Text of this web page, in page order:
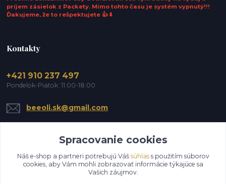
príjem zásielok z Packety. Mimo tohto času je systém vypnutý!!!
Ďakujeme, že to rešpektujete 👍 ⬇️
Kontakty
+421 910 237 497
Pondelok-Piatok: 11:00-18:00
beeoli.sk@gmail.com
Spracovanie cookies
Náš e-shop a partneri potrebujú Váš súhlass použitím súborov
cookies, aby Vám mohli zobrazovať informácie týkajúce sa
Vašich záujmov.